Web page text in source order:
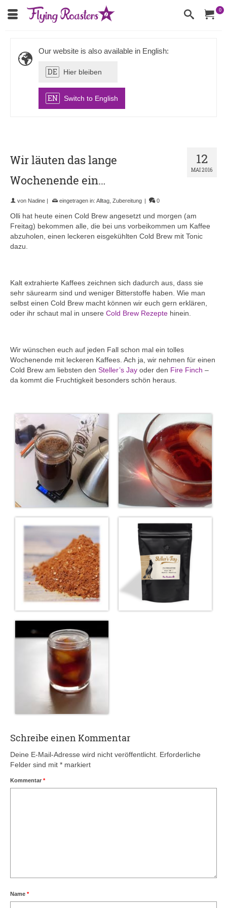
0
Our website is also available in English:
DE Hier bleiben
EN Switch to English
12
MAI 2016
Wir läuten das lange
Wochenende ein…
von Nadine | eingetragen in: Alltag Zubereitung | 0
Olli hat heute einen Cold Brew angesetzt und morgen (am
Freitag) bekommen alle, die bei uns vorbeikommen um Kaffee
abzuholen, einen leckeren eisgekühlten Cold Brew mit Tonic
dazu.
Kalt extrahierte Kaffees zeichnen sich dadurch aus, dass sie
sehr säurearm sind und weniger Bitterstoffe haben. Wie man
selbst einen Cold Brew macht können wir euch gern erklären,
oder ihr schaut mal in unsere Cold Brew Rezepte hinein.
Wir wünschen euch auf jeden Fall schon mal ein tolles
Wochenende mit leckeren Kaffees. Ach ja, wir nehmen für einen
Cold Brew am liebsten den Steller’s Jay oder den Fire Finch –
da kommt die Fruchtigkeit besonders schön heraus.
Schreibe einen Kommentar
Deine E-Mail-Adresse wird nicht veröffentlicht. Erforderliche
Felder sind mit * markiert
Kommentar *
Name *